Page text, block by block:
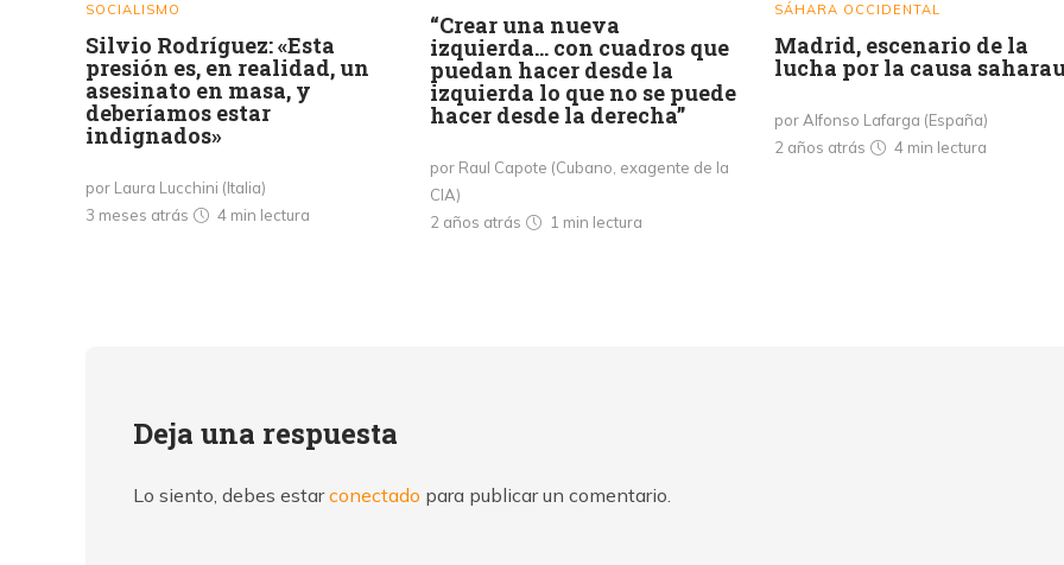
SOCIALISMO
Silvio Rodríguez: «Esta
presión es, en realidad, un
asesinato en masa, y
deberíamos estar
indignados»
por Laura Lucchini (Italia)
3 meses atrás
4 min lectura
“Crear una nueva
izquierda… con cuadros que
puedan hacer desde la
izquierda lo que no se puede
hacer desde la derecha”
por Raul Capote (Cubano, exagente de la
CIA)
2 años atrás
1 min lectura
SÁHARA OCCIDENTAL
Madrid, escenario de la
lucha por la causa
por Alfonso Lafarga (España)
2 años atrás
4 min lectura
Deja una respuesta
Lo siento, debes estarconectado para publicar un comentario.